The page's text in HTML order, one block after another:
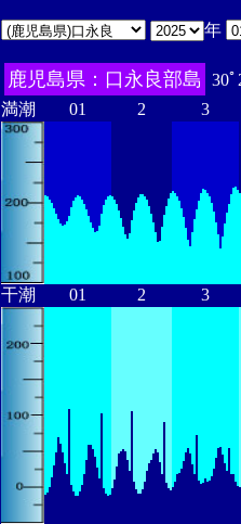
年
鹿児島県：口永良部島
30
満潮
01 2 3
干潮 01 2 3